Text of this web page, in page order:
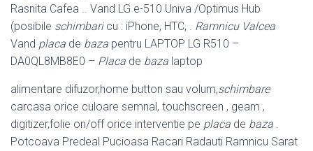
Rasnita Cafea .. Vand LG e-510 Univa /Optimus Hub
(posibile schimbaricu : iPhone, HTC, . Ramnicu Valcea
Vand placa de baza pentru LAPTOP LG R510 –
DA0QL8MB8E0 – Placa de baza laptop
alimentare difuzor,home button sau volum,schimbare
carcasa orice culoare semnal, touchscreen , geam ,
digitizer,folie on/off orice interventie pe placa de baza .
Potcoava Predeal Pucioasa Racari Radauti Ramnicu Sarat